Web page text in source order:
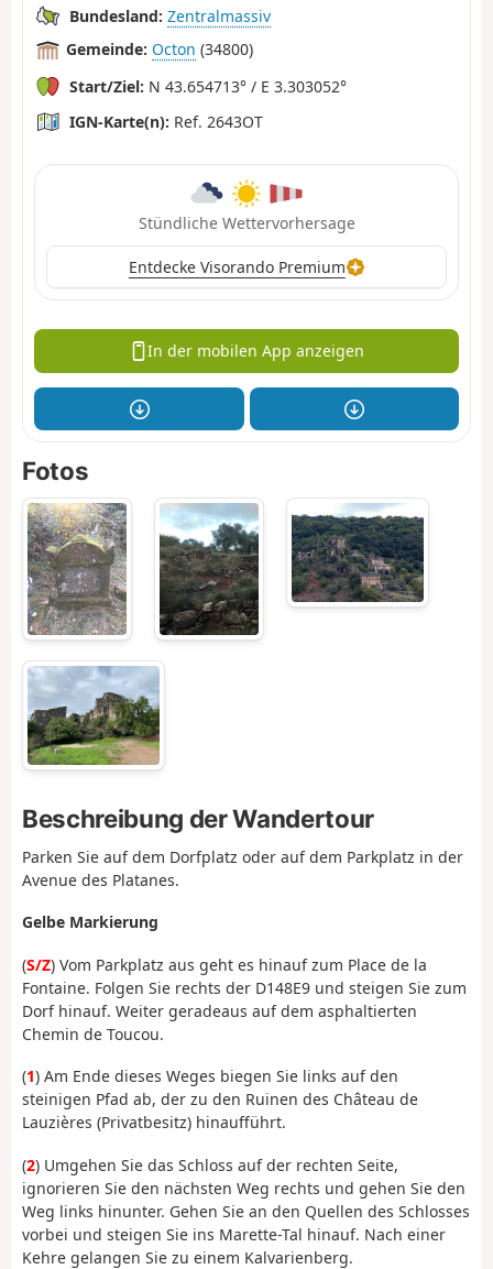
Bundesland: Zentralmassiv
Gemeinde: Octon (34800)
Start/Ziel: N 43.654713° / E 3.303052°
IGN-Karte(n): Ref. 2643OT
Stündliche Wettervorhersage
Entdecke Visorando Premium
In der mobilen App anzeigen
Fotos
Beschreibung der Wandertour
Parken Sie auf dem Dorfplatz oder auf dem Parkplatz in der
Avenue des Platanes.
Gelbe Markierung
(S/Z) Vom Parkplatz aus geht es hinauf zum Place de la
Fontaine. Folgen Sie rechts der D148E9 und steigen Sie zum
Dorf hinauf. Weiter geradeaus auf dem asphaltierten
Chemin de Toucou.
(1) Am Ende dieses Weges biegen Sie links auf den
steinigen Pfad ab, der zu den Ruinen des Château de
Lauzières (Privatbesitz) hinaufführt.
(2) Umgehen Sie das Schloss auf der rechten Seite,
ignorieren Sie den nächsten Weg rechts und gehen Sie den
Weg links hinunter. Gehen Sie an den Quellen des Schlosses
vorbei und steigen Sie ins Marette-Tal hinauf. Nach einer
Kehre gelangen Sie zu einem Kalvarienberg.